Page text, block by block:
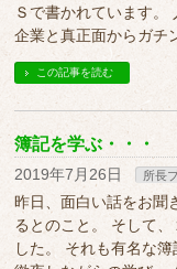
Ｓで書かれています。
企業と真正面からガチ
この記事を読む
簿記を学ぶ・・・
2019年7月26日 所長
昨日、面白い話をお聞
るとのこと。 そして
した。 それも有名な